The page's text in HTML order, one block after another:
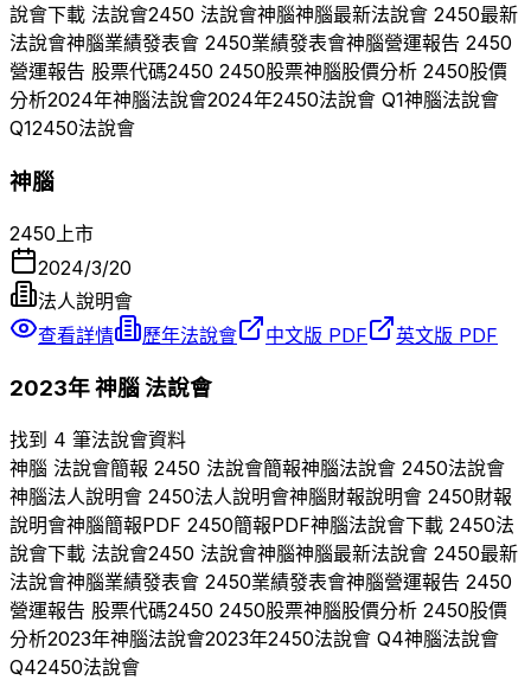
說會下載 法說會2450 法說會神腦神腦最新法說會 2450最新
法說會神腦業績發表會 2450業績發表會神腦營運報告 2450
營運報告 股票代碼2450 2450股票神腦股價分析 2450股價
分析2024年神腦法說會2024年2450法說會 Q1神腦法說會
Q12450法說會
神腦
2450 上市
2024/3/20
法人說明會
查看詳情
歷年法說會 中文版 PDF 英文版 PDF
2023年神腦法說會
找到 4 筆法說會資料
神腦 法說會簡報 2450 法說會簡報神腦法說會 2450法說會
神腦法人說明會 2450法人說明會神腦財報說明會 2450財報
說明會神腦簡報PDF 2450簡報PDF神腦法說會下載 2450法
說會下載 法說會2450 法說會神腦神腦最新法說會 2450最新
法說會神腦業績發表會 2450業績發表會神腦營運報告 2450
營運報告 股票代碼2450 2450股票神腦股價分析 2450股價
分析2023年神腦法說會2023年2450法說會 Q4神腦法說會
Q42450法說會